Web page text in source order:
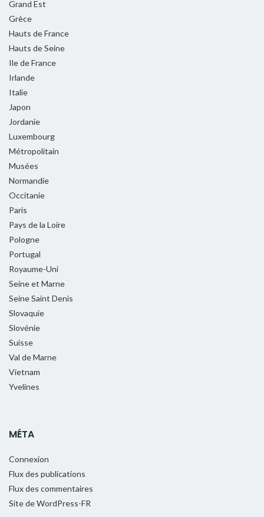
Grand Est
Grèce
Hauts de France
Hauts de Seine
Ile de France
Irlande
Italie
Japon
Jordanie
Luxembourg
Métropolitain
Musées
Normandie
Occitanie
Paris
Pays de la Loire
Pologne
Portugal
Royaume-Uni
Seine et Marne
Seine Saint Denis
Slovaquie
Slovénie
Suisse
Val de Marne
Vietnam
Yvelines
MÉTA
Connexion
Flux des publications
Flux des commentaires
Site de WordPress-FR